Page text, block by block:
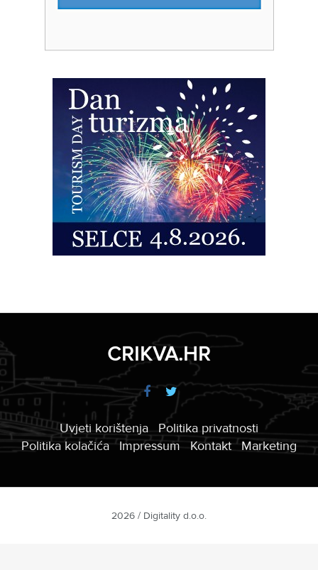
CRIKVA.HR
Uvjeti korištenja
Politika privatnosti
Politika kolačića
Impressum Kontakt Marketing
2026 / Digitality d.o.o.